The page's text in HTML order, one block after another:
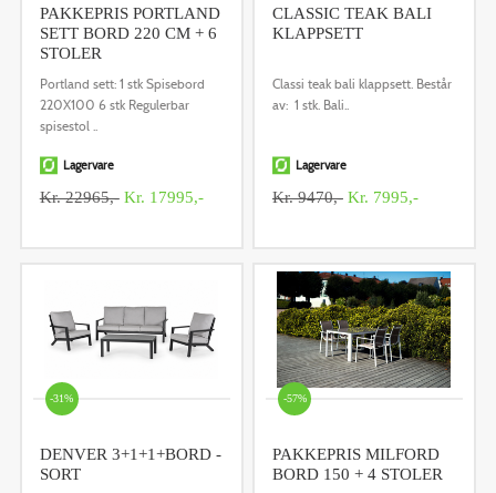
PAKKEPRIS PORTLAND
SETT BORD 220 CM + 6
STOLER
Portland sett: 1 stk Spisebord
220X100 6 stk Regulerbar
spisestol ..
Lagervare
Kr. 22965,-Kr. 17995,-
CLASSIC TEAK BALI
KLAPPSETT
Classi teak bali klappsett. Består
av: 1 stk. Bali..
Lagervare
Kr. 9470,-Kr. 7995,-
-31%
DENVER 3+1+1+BORD -
SORT
-57%
PAKKEPRIS MILFORD
BORD 150 + 4 STOLER